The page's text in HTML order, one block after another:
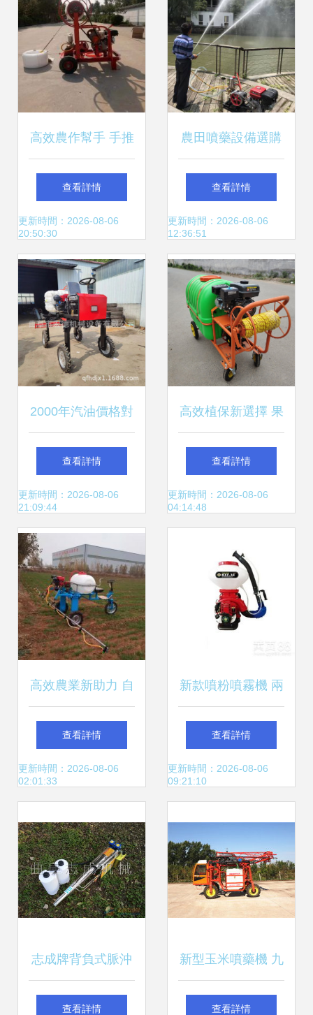
高效農作幫手 手推
式果樹噴霧器、大
棚噴藥機與園林打
藥機的全面解析
查看詳情
更新時間：2026-08-06
20:50:30
農田噴藥設備選購
指南 柴油、汽油與
手推式噴藥機價格
與特性解析
查看詳情
更新時間：2026-08-06
12:36:51
2000年汽油價格對
運苗機行業的影響
分析
查看詳情
更新時間：2026-08-06
21:09:44
高效植保新選擇 果
樹高射程打藥機、
四輪手推式園林噴
毒機功能解析與應
用場景
查看詳情
更新時間：2026-08-06
04:14:48
高效農業新助力 自
走殺蟲噴藥機在高
桿玉米作業中的革
查看詳情
更新時間：2026-08-06
02:01:33
新款噴粉噴霧機 兩
沖程與四沖程噴藥
機的優勢解析與運
查看詳情
更新時間：2026-08-06
09:21:10
志成牌背負式脈沖
煙霧機 高效植保，
查看詳情
新型玉米噴藥機 九
折優惠型號規格及
查看詳情